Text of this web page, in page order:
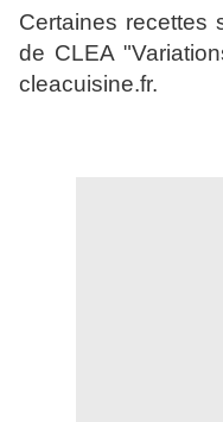
Certaines recettes
de CLEA
cleacuisine.fr.